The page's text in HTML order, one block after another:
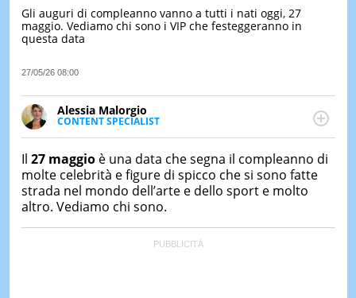
LE
DI
IERI
Gli auguri di compleanno vanno a tutti i nati oggi, 27
maggio. Vediamo chi sono i VIP che festeggeranno in
questa data
27/05/26 08:00
Alessia Malorgio
CONTENT SPECIALIST
Ha conseguito un Master in Marketing Management
occupa della creazione di contenuti in ottica SEO e
dello sviluppo di strategie marketing attraverso
canali digitali.
Il 27 maggioè una data che segna il compleanno di
molte celebrità e figure di spicco che si sono fatte
strada nel mondo dell’arte e dello sport e molto
altro. Vediamo chi sono.